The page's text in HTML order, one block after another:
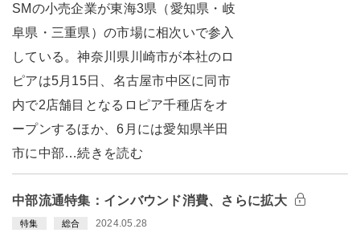
SMの小売企業が東海3県（愛知県・岐
阜県・三重県）の市場に相次いで参入
している。神奈川県川崎市が本社のロ
ピアは5月15日、名古屋市中区に同市
内で2店舗目となるロピア千種店をオ
ープンするほか、6月には愛知県半田
市に中部…続きを読む
中部流通特集：インバウンド消費、さらに拡大
特集 総合 2024.05.28